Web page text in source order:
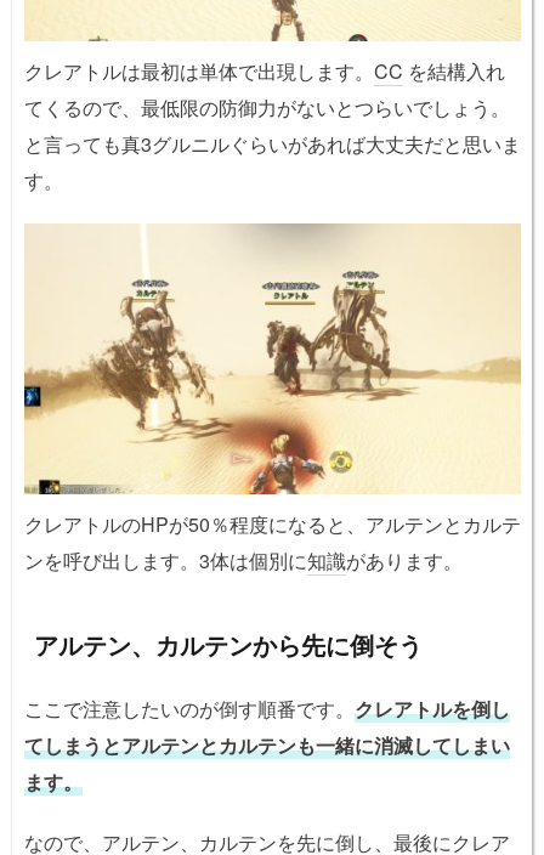
クレアトルは最初は単体で出現します。 CC を結構入れ
てくるので、最低限の防御力がないとつらいでしょう。
と言っても真3グルニルぐらいがあれば大丈夫だと思いま
す。
クレアトルのHPが50％程度になると、アルテンとカルテ
ンを呼び出します。3体は個別に知識があります。
アルテン、カルテンから先に倒そう
ここで注意したいのが倒す順番です。 クレアトルを倒し
てしまうとアルテンとカルテンも一緒に消滅してしまい
ます。
なので、アルテン、カルテンを先に倒し、最後にクレア